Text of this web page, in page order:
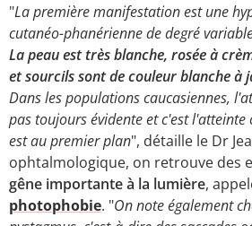
"La première manifestation est une
cutanéo-phanérienne de degré
La peau est très blanche, rosée à
et sourcils sont de couleur blanche à
Dans les populations caucasiennes,
pas toujours évidente et c'est
est au premier plan", détaille le Dr
ophtalmologique, on retrouve des
gêne importante à la lumière,
photophobie. "On note également